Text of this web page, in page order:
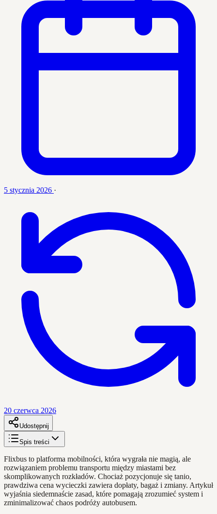
5 stycznia 2026 ·
20 czerwca 2026
Udostępnij
Spis treści
Flixbus to platforma mobilności, która wygrała nie magią, ale
rozwiązaniem problemu transportu między miastami bez
skomplikowanych rozkładów. Chociaż pozycjonuje się tanio,
prawdziwa cena wycieczki zawiera dopłaty, bagaż i zmiany. Artykuł
wyjaśnia siedemnaście zasad, które pomagają zrozumieć system i
zminimalizować chaos podróży autobusem.